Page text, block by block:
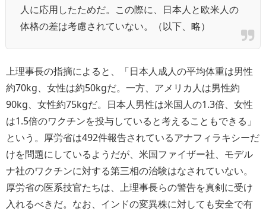
人に応用したためだ。この際に、日本人と欧米人の
体格の差は考慮されていない。（以下、略）
上理事長の指摘によると、「日本人成人の平均体重は男性
約70kg、女性は約50kgだ。一方、アメリカ人は男性約
90kg、女性約75kgだ。日本人男性は米国人の1.3倍、女性
は1.5倍のワクチンを投与していると考えることもできる 」
という。厚労省は492件報告されているアナフィラキシーだ
けを問題にしているようだが、米国ファイザー社、モデル
ナ社のワクチンに対する第三相の治験はなされていない。
厚労省の医系技官たちは、上理事長らの警告を真剣に受け
入れるべきだ。なお、インドの変異株に対しても安全で有